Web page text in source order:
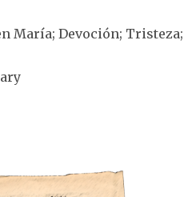
María; Devoción; Tristeza;